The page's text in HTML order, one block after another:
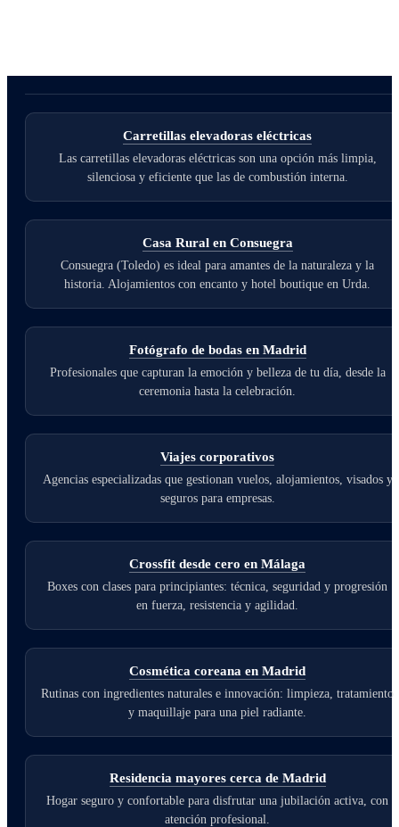
Carretillas elevadoras eléctricas
Las carretillas elevadoras eléctricas son una opción más limpia,
silenciosa y eficiente que las de combustión interna.
Casa Rural en Consuegra
Consuegra (Toledo) es ideal para amantes de la naturaleza y la
historia. Alojamientos con encanto y hotel boutique en Urda.
Fotógrafo de bodas en Madrid
Profesionales que capturan la emoción y belleza de tu día, desde la
ceremonia hasta la celebración.
Viajes corporativos
Agencias especializadas que gestionan vuelos, alojamientos, visados y
seguros para empresas.
Crossfit desde cero en Málaga
Boxes con clases para principiantes: técnica, seguridad y progresión
en fuerza, resistencia y agilidad.
Cosmética coreana en Madrid
Rutinas con ingredientes naturales e innovación: limpieza, tratamiento
y maquillaje para una piel radiante.
Residencia mayores cerca de Madrid
Hogar seguro y confortable para disfrutar una jubilación activa, con
atención profesional.